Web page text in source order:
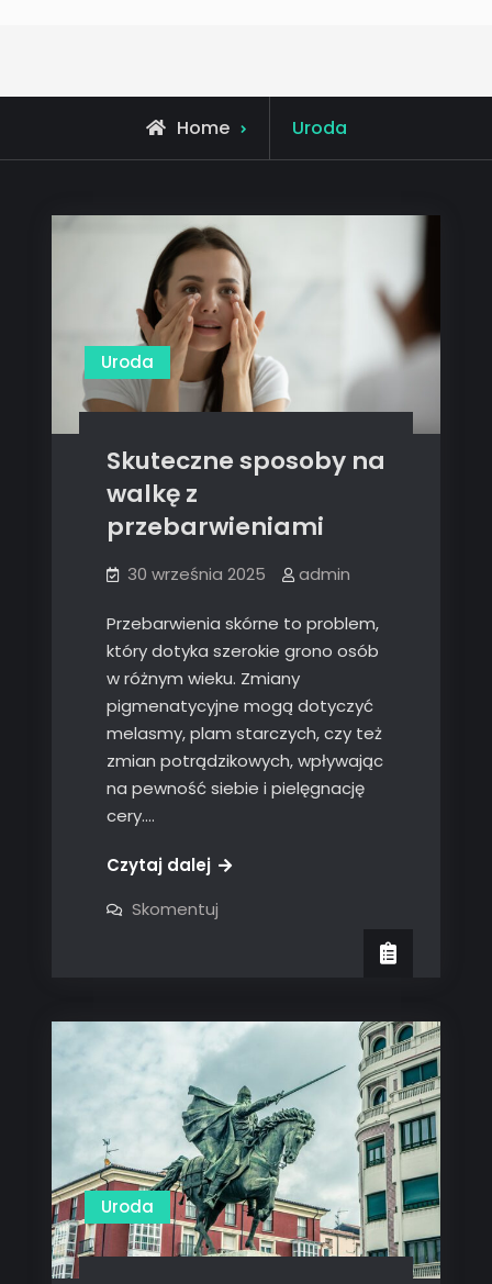
Home
Archive
for
Uroda
Uroda
Skuteczne sposoby na
walkę z
przebarwieniami
30 września 2025 admin
Przebarwienia skórne to problem,
który dotyka szerokie grono osób
w różnym wieku. Zmiany
pigmenatycyjne mogą dotyczyć
melasmy, plam starczych, czy też
zmian potrądzikowych, wpływając
na pewność siebie i pielęgnację
cery.…
Czytaj dalej
Skomentujon
Skuteczne
Uroda